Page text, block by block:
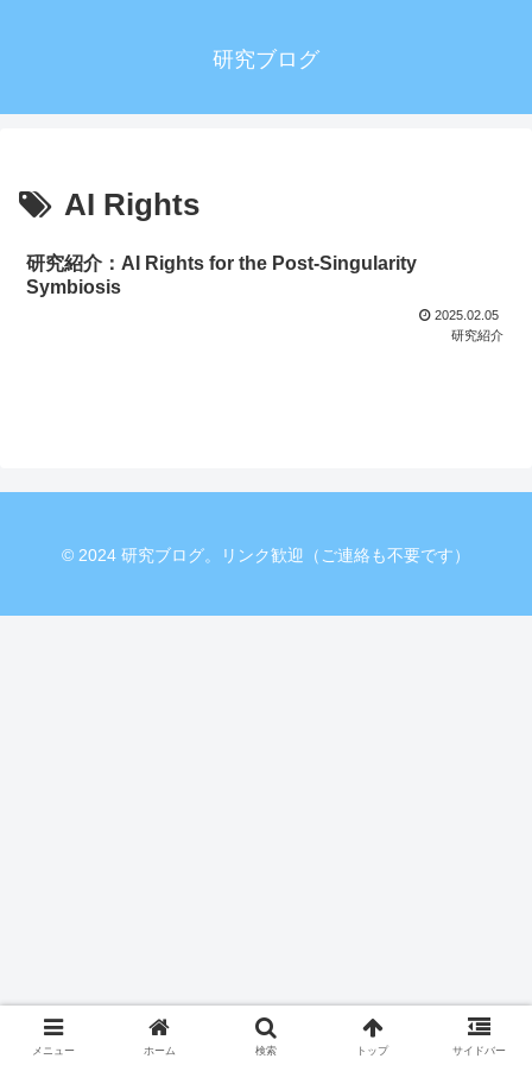
研究ブログ
AI Rights
研究紹介：AI Rights for the Post-Singularity
Symbiosis
2025.02.05
研究紹介
© 2024 研究ブログ。リンク歓迎（ご連絡も不要です）
メニュー ホーム 検索 トップ サイドバー